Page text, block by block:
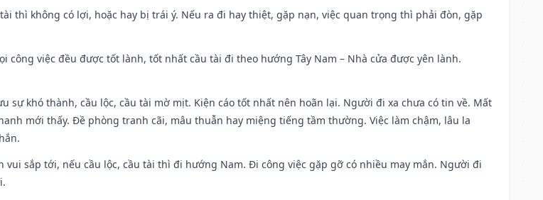
thì không có lợi, hoặc hay bị trái ý. Nếu ra đi hay thiệt, gặp nạn, việc quan trọng thì phải đòn, gặp
công việc đều được tốt lành, tốt nhất cầu tài đi theo hướng Tây Nam – Nhà cửa được yên lành.
sự khó thành, cầu lộc, cầu tài mờ mịt. Kiện cáo tốt nhất nên hoãn lại. Người đi xa chưa có tin về. Mất
mới thấy. Đề phòng tranh cãi, mâu thuẫn hay miệng tiếng tầm thường. Việc làm chậm, lâu la
vui sắp tới, nếu cầu lộc, cầu tài thì đi hướng Nam. Đi công việc gặp gỡ có nhiều may mắn. Người đi